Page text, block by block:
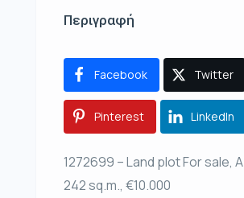
Περιγραφή
Facebook Twitter
Pinterest LinkedIn
1272699 – Land plot For sale,
242 sq.m., €10.000